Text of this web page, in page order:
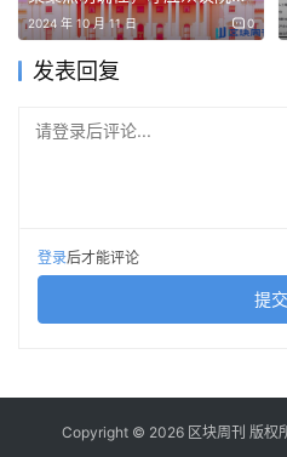
MarketWatch十年期国债页
4.1%附近，美元指数与谨慎的
这些数据对快速上行动能构成
清算区间与做市商头寸的竞争性
案框架
2024 年 10 月 11 日 0
发表回复
请登录后评论...
登录后才能评论
提交
Copyright © 2026 区块周刊 版权